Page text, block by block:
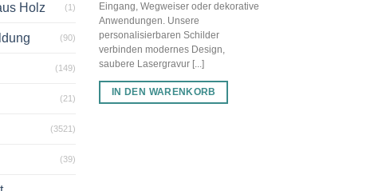
Holz (1)
(90)
(149)
(21)
(3521)
(39)
Eingang, Wegweiser oder dekorative
Anwendungen. Unsere
personalisierbaren Schilder
verbinden modernes Design,
saubere Lasergravur [...]
IN DEN WARENKORB